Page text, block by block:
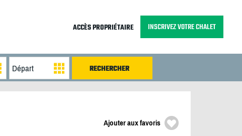
ACCÈS PROPRIÉTAIRE INSCRIVEZ VOTRE CHALET
Ajouter aux favoris